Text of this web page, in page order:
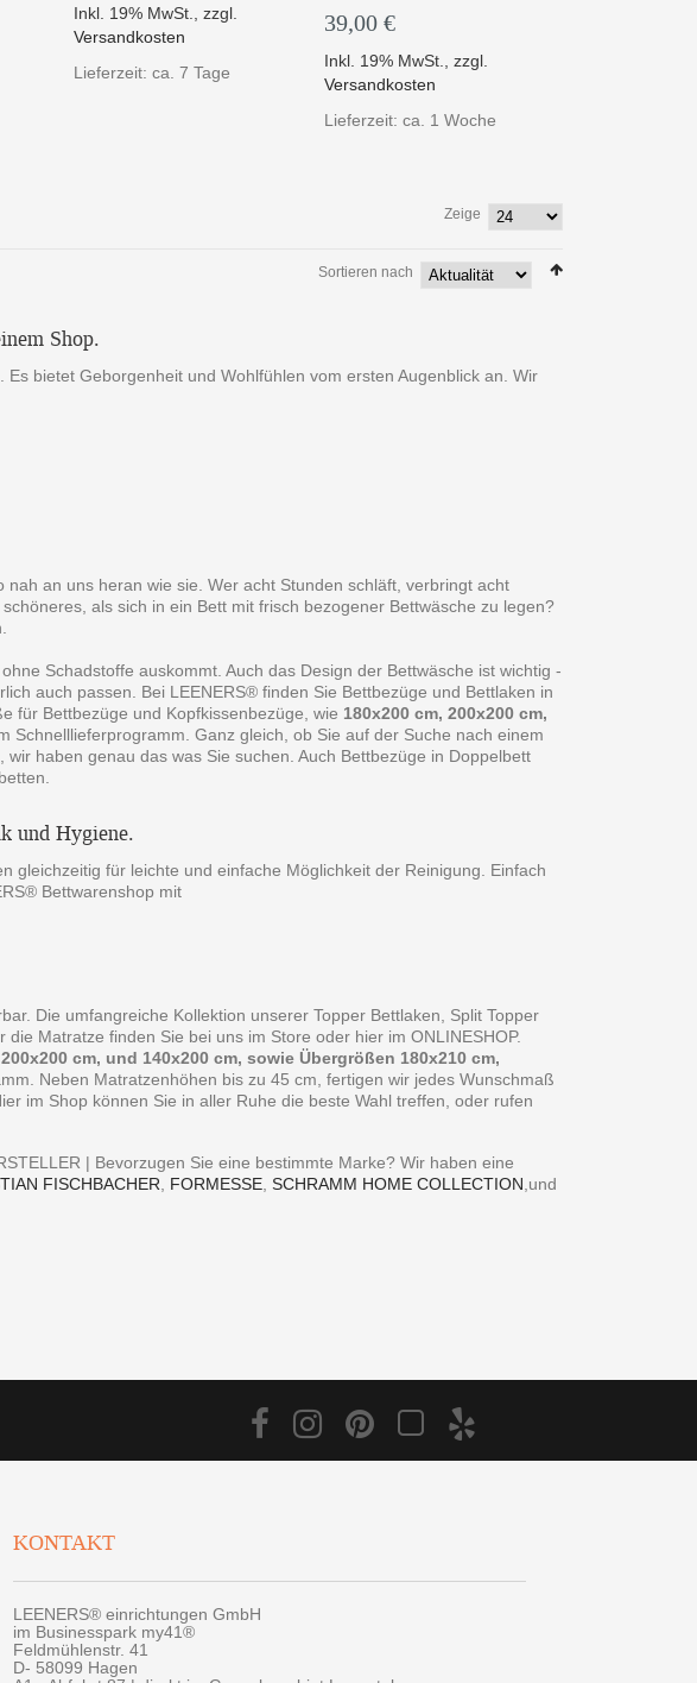
Inkl. 19% MwSt.
zzgl.
Versandkosten
Lieferzeit: ca. 7 Tage
39,00 €
Inkl. 19% MwSt.
zzgl.
Versandkosten
Lieferzeit: ca. 1 Woche
Zeige
Sortieren nach
Shop.
bietet Geborgenheit und Wohlfühlen vom ersten Augenblick an. Wir
an uns heran wie sie. Wer acht Stunden schläft, verbringt acht
als sich in ein Bett mit frisch bezogener Bettwäsche zu legen?
Schadstoffe auskommt. Auch das Design der Bettwäsche ist wichtig -
auch passen. Bei LEENERS® finden Sie Bettbezüge und Bettlaken in
für Bettbezüge und Kopfkissenbezüge, wie 180x200 cm, 200x200 cm,
Schnelllieferprogramm. Ganz gleich, ob Sie auf der Suche nach einem
haben genau das was Sie suchen. Auch Bettbezüge in Doppelbett
und Hygiene.
gleichzeitig für leichte und einfache Möglichkeit der Reinigung. Einfach
Bettwarenshop mit
Die umfangreiche Kollektion unserer Topper Bettlaken, Split Topper
Matratze finden Sie bei uns im Store oder hier im ONLINESHOP.
cm, und 140x200 cm, sowie Übergrößen 180x210 cm,
Neben Matratzenhöhen bis zu 45 cm, fertigen wir jedes Wunschmaß
im Shop können Sie in aller Ruhe die beste Wahl treffen, oder rufen
| Bevorzugen Sie eine bestimmte Marke? Wir haben eine
FISCHBACHER FORMESSE ,SCHRAMM HOME COLLECTION ,und
KONTAKT
LEENERS® einrichtungen GmbH
im Businesspark my41®
Feldmühlenstr. 41
D- 58099 Hagen